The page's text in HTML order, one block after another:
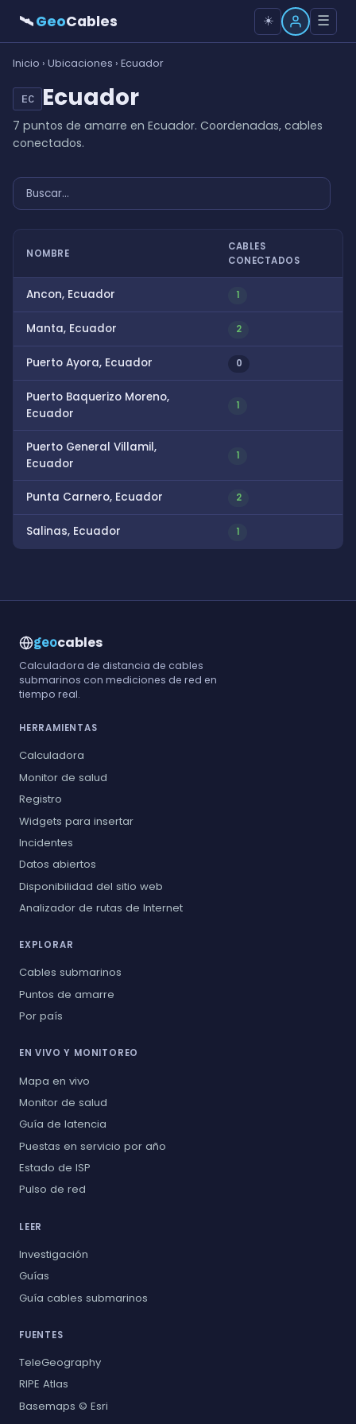
🛰GeoCables ☀️ ☰
Inicio › Ubicaciones › Ecuador
EC Ecuador
7 puntos de amarre en Ecuador. Coordenadas, cables
conectados.
NOMBRE
CABLES
CONECTADOS
Ancon, Ecuador 1
Manta, Ecuador 2
Puerto Ayora, Ecuador 0
Puerto Baquerizo Moreno,
Ecuador
1
Puerto General Villamil,
Ecuador
1
Punta Carnero, Ecuador 2
Salinas, Ecuador 1
geocables
Calculadora de distancia de cables
submarinos con mediciones de red en
tiempo real.
HERRAMIENTAS
Calculadora
Monitor de salud
Registro
Widgets para insertar
Incidentes
Datos abiertos
Disponibilidad del sitio web
Analizador de rutas de Internet
EXPLORAR
Cables submarinos
Puntos de amarre
Por país
EN VIVO Y MONITOREO
Mapa en vivo
Monitor de salud
Guía de latencia
Puestas en servicio por año
Estado de ISP
Pulso de red
LEER
Investigación
Guías
Guía cables submarinos
FUENTES
TeleGeography
RIPE Atlas
Basemaps © Esri